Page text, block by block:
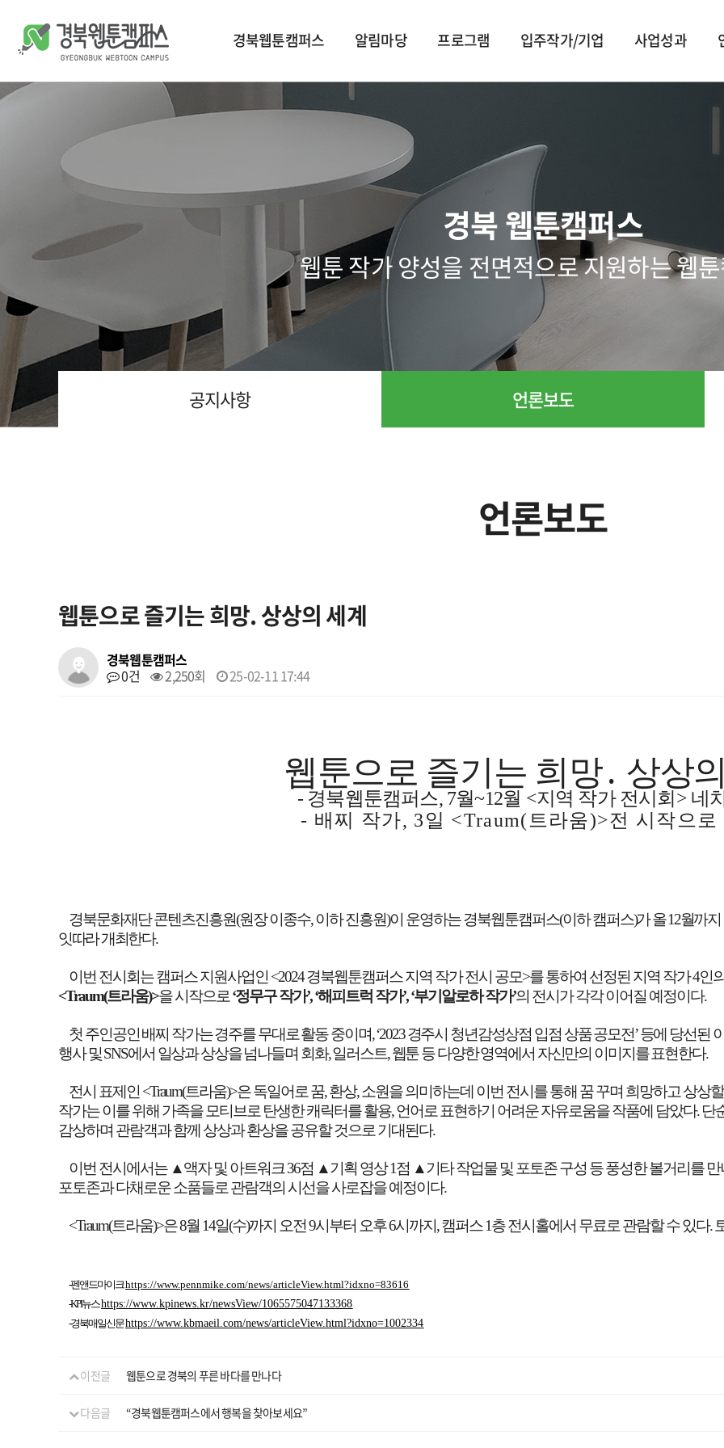
경북웹툰캠퍼스 알림마당 프로그램 입주작가/기업 사업성과
오시는 길
공지사항 교육
작가소개
경북 웹툰캠퍼스
웹툰 작가 양성을 전면적으로 지원하는 웹
공지사항 언론보도
언론보도
웹툰으로 즐기는 희망. 상상의 세계
경북웹툰캠퍼스
0건
2,250회 25-02-11 17:44
웹툰으로 즐기는 희망․ 상상
- 경북웹툰캠퍼스, 7월~12월 <지역 작가 전시회 > 네
- 배찌 작가, 3일 <Traum(트라움)>전 시작으로
경북문화재단 콘텐츠진흥원(원장 이종수,이하 진흥원)이 운영하는 경북웹툰캠퍼스(이하캠퍼스)가 올12월까지
잇따라 개최한다.
이번 전시회는 캠퍼스 지원사업인 <2024경북웹툰캠퍼스 지역 작가 전시 공모>를 통하여 선정된 지역 작가4인
<Traum(트라움)>을 시작으로 ‘정무구 작가’, ‘해피트럭 작가’, ‘부기알로하 작가’의 전시가 각각 이어질 예정이다.
첫 주인공인 배찌 작가는 경주를 무대로 활동 중이며, ‘2023경주시 청년감성상점 입점 상품 공모전’등에 당선된
행사 및SNS에서 일상과 상상을 넘나들며 회화,일러스트,웹툰 등 다양한 영역에서 자신만의 이미지를 표현한다.
전시 표제인 <Traum(트라움)>은 독일어로 꿈,환상,소원을 의미하는데 이번 전시를 통해 꿈 꾸며 희망하고 상상
작가는 이를 위해 가족을 모티브로 탄생한 캐릭터를 활용,언어로 표현하기 어려운 자유로움을 작품에 담았다.단
감상하며 관람객과 함께 상상과 환상을 공유할 것으로 기대된다.
이번 전시에서는 ▲액자 및 아트워크 36점 ▲기획 영상1점 ▲기타 작업물 및 포토존 구성 등 풍성한 볼거리를
포토존과 다채로운 소품들로 관람객의 시선을 사로잡을 예정이다.
<Traum(트라움)>은8월 14일(수)까지 오전9시부터 오후6시까지 ,캠퍼스1층 전시홀에서 무료로 관람할 수 있다.
-펜앤드마이크https://www.pennmike.com/news/articleView.html?idxno=83616
-KPI뉴스https://www.kpinews.kr/newsView/1065575047133368
-경북매일신문https://www.kbmaeil.com/news/articleView.html?idxno=1002334
이전글 웹툰으로 경북의 푸른 바다를 만나다
다음글 “경북웹툰캠퍼스에서 행복을 찾아보세요”